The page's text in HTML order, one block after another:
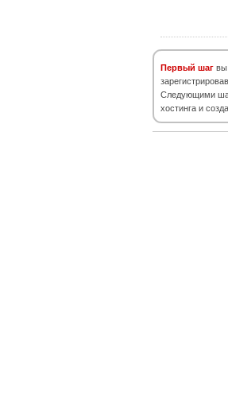
Первый шаг вы
Следующими
хостинга и